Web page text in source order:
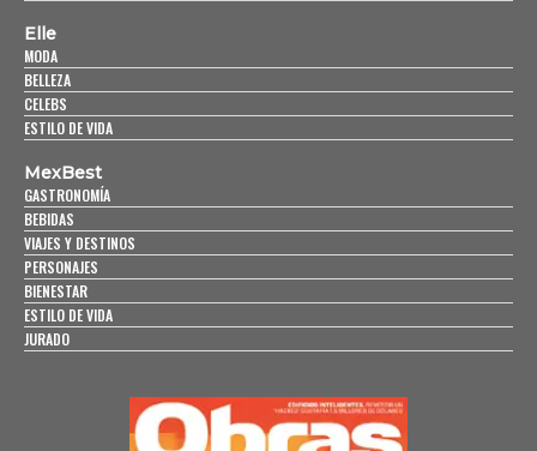
Elle
MODA
BELLEZA
CELEBS
ESTILO DE VIDA
MexBest
GASTRONOMÍA
BEBIDAS
VIAJES Y DESTINOS
PERSONAJES
BIENESTAR
ESTILO DE VIDA
JURADO